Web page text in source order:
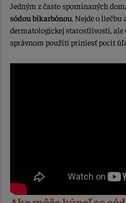
Jedným z často spomínaných
sódou bikarbónou. Nejde o liečbu
dermatologickej starostlivosti, ale
správnom použití priniesť pocit